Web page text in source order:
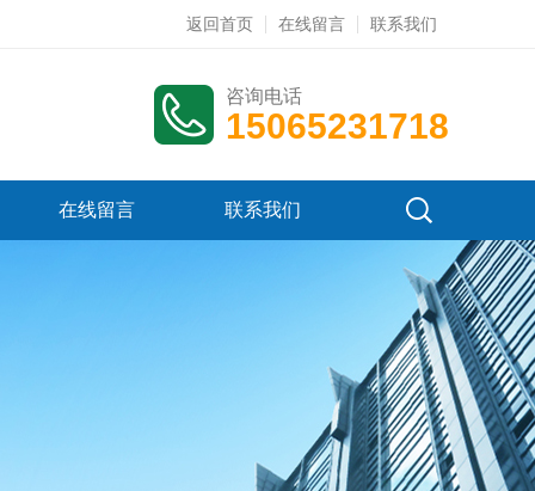
返回首页 在线留言 联系我们
咨询电话
15065231718
在线留言 联系我们